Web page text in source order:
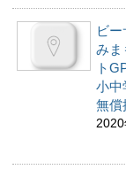
ビ
みま
ト
小中
無償